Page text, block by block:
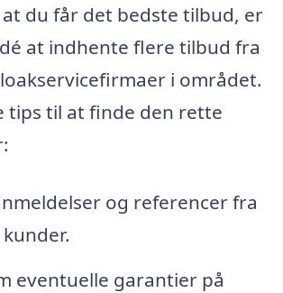
at du får det bedste tilbud, er
at indhente flere tilbud fra
i området.
tips til at finde den rette
og referencer fra
eventuelle garantier på